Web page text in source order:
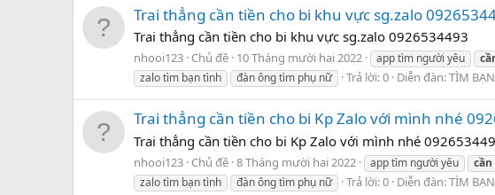
Trai thẳng cần tiền cho bi khu vực sg.zalo
Trai thẳng cần tiền cho bi khu vực sg.zalo 0926534493
nhooi123 Chủ đề 10 Tháng mười hai 2022 app tìm người yêu
zalo tìm bạn tình
đàn ông tìm phụ nữ Trả lời: 0 Diễn đàn:TÌM
Trai thẳng cần tiền cho bi Kp Zalo với mình nhé
Trai thẳng cần tiền cho bi Kp Zalo với mình nhé
nhooi123 Chủ đề 8 Tháng mười hai 2022 app tìm người yêu cần
zalo tìm bạn tình
đàn ông tìm phụ nữ Trả lời: 0 Diễn đàn:TÌM